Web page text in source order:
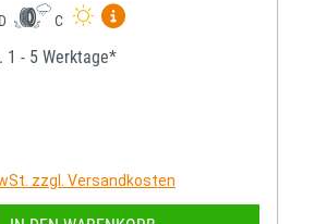
D C
Mehr Informationen zum
1 - 5 Werktage*
zzgl. Versandkosten